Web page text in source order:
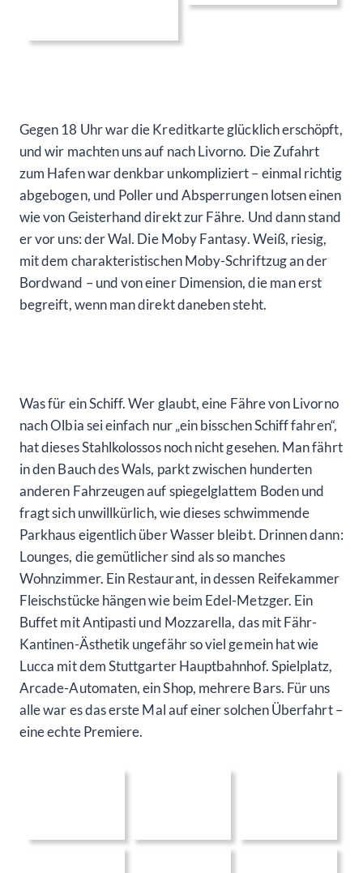
Gegen 18 Uhr war die Kreditkarte glücklich erschöpft,
und wir machten uns auf nach Livorno. Die Zufahrt
zum Hafen war denkbar unkompliziert – einmal richtig
abgebogen, und Poller und Absperrungen lotsen einen
wie von Geisterhand direkt zur Fähre. Und dann stand
er vor uns: der Wal. Die Moby Fantasy. Weiß, riesig,
mit dem charakteristischen Moby-Schriftzug an der
Bordwand – und von einer Dimension, die man erst
begreift, wenn man direkt daneben steht.
Was für ein Schiff. Wer glaubt, eine Fähre von Livorno
nach Olbia sei einfach nur „ein bisschen Schiff fahren“,
hat dieses Stahlkolossos noch nicht gesehen. Man fährt
in den Bauch des Wals, parkt zwischen hunderten
anderen Fahrzeugen auf spiegelglattem Boden und
fragt sich unwillkürlich, wie dieses schwimmende
Parkhaus eigentlich über Wasser bleibt. Drinnen dann:
Lounges, die gemütlicher sind als so manches
Wohnzimmer. Ein Restaurant, in dessen Reifekammer
Fleischstücke hängen wie beim Edel-Metzger. Ein
Buffet mit Antipasti und Mozzarella, das mit Fähr-
Kantinen-Ästhetik ungefähr so viel gemein hat wie
Lucca mit dem Stuttgarter Hauptbahnhof. Spielplatz,
Arcade-Automaten, ein Shop, mehrere Bars. Für uns
alle war es das erste Mal auf einer solchen Überfahrt –
eine echte Premiere.